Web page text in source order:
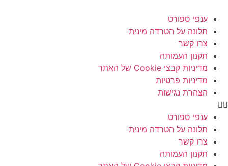
ענפי ספורט
תלונה על הטרדה מינית
צרו קשר
תקנון העמותה
מדיניות קבצי Cookie של האתר
מדיניות פרטיות
הצהרת נגישות
ענפי ספורט
תלונה על הטרדה מינית
צרו קשר
תקנון העמותה